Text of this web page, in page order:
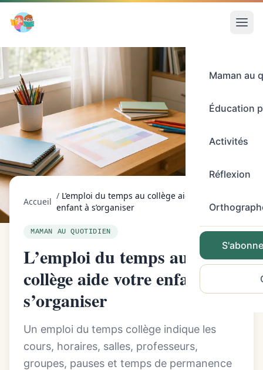
Maman au
Éducation
Activités
Réflexion
Accueil
/ L’emploi du temps au collège aide votre
enfant à s’organiser
MAMAN AU QUOTIDIEN
L’emploi du temps au
collège aide votre enfant à
s’organiser
Un emploi du temps collège indique les
cours, horaires, salles, professeurs,
groupes, pauses et temps de permanence